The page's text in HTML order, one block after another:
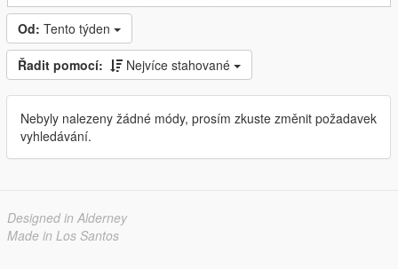
Od: Tento týden
Řadit pomocí: Nejvíce stahované
Nebyly nalezeny žádné módy, prosím zkuste změnit požadavek
vyhledávání.
Designed in Alderney
Made in Los Santos